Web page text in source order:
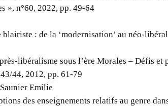
», n°60, 2022, pp. 49-64
: de la ‘modernisation’ au néo-
libéralisme sous l’ère Morales – Défis et
44, 2012, pp. 61-79
Emilie
des enseignements relatifs au genre